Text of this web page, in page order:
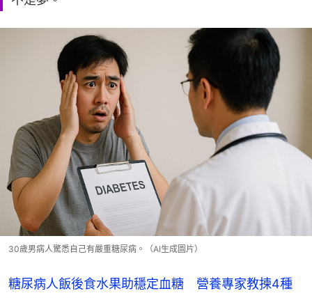
30歲男病人驚悉自己有嚴重糖尿病。（AI生成圖片）
糖尿病人飯後食水果助穩定血糖 營養專家教揀4種